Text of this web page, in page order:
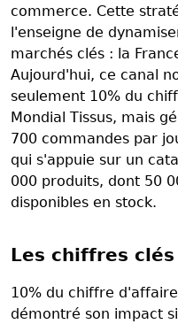
commerce. Cette
l'enseigne de
marchés clés : la
Aujourd'hui, ce canal
seulement 10% du
Mondial Tissus, mais
700 commandes par
qui s'appuie sur un
000 produits, dont 50
disponibles en stock.
Les chiffres
10% du chiffre
démontré son impact